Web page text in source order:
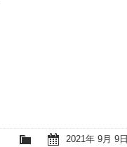
2021年 9月 9日